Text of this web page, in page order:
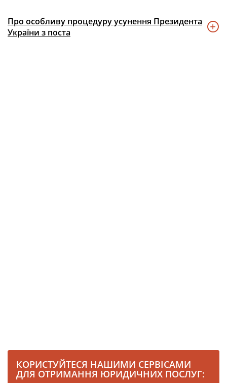
Про особливу процедуру усунення Президента
України з поста
КОРИСТУЙТЕСЯ НАШИМИ СЕРВІСАМИ
ДЛЯ ОТРИМАННЯ ЮРИДИЧНИХ ПОСЛУГ: